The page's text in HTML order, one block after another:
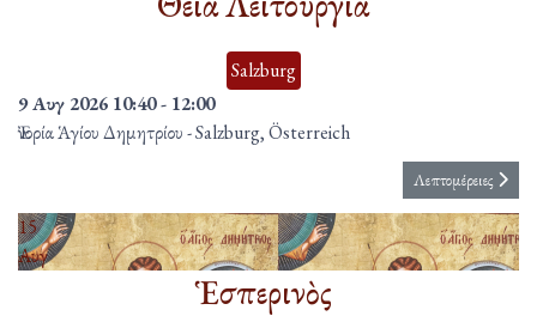
Salzburg
9 Αυγ 2026 10:40- 12:00
Ἐνορία Ἁγίου Δημητρίου-Salzburg, Österreich
Λεπτομέρειες
15
Αυγ
Ἑσπερινὸς